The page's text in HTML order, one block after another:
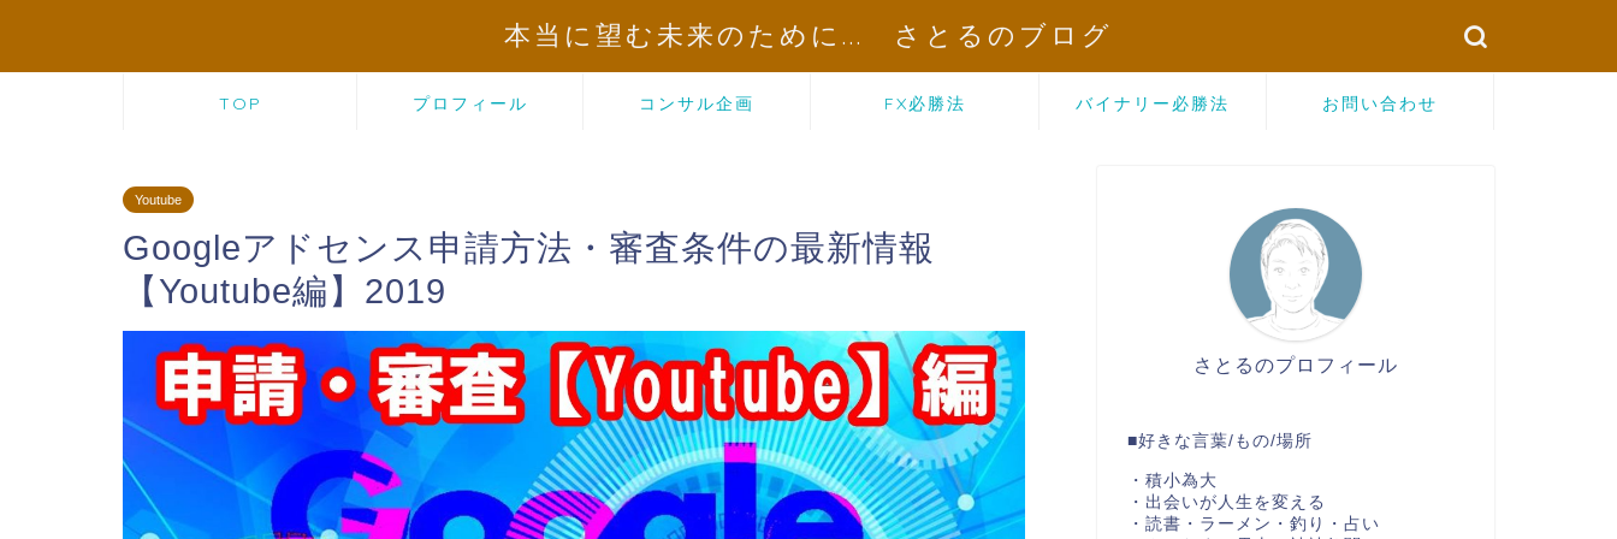
本当に望む未来のために... さとるのブログ
TOP プロフィール コンサル企画 FX必勝法 バイナリー必勝法 お問い合わせ
Youtube
Googleアドセンス申請方法・審査条件の最新情報
【Youtube編】2019
さとるのプロフィール
■好きな言葉/もの/場所
・積小為大
・出会いが人生を変える
・読書・ラーメン・釣り・占い